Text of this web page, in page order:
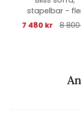
stapelbar -
färger
7 480 kr 8 800